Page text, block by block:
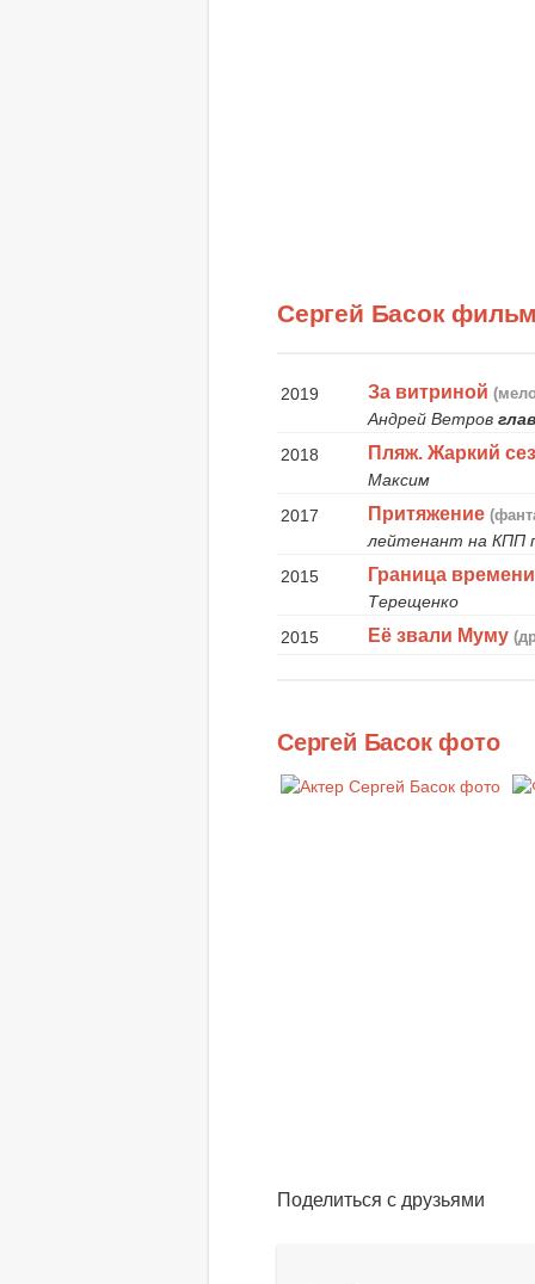
Сергей Басок
2019 За витриной
Андрей Ветров
2018
Пляж. Жаркий
Максим
2017
Притяжение
лейтенант на КПП
2015
Граница времени
Терещенко
2015
Её звали Муму
Сергей Басок фото
Поделиться с друзьями